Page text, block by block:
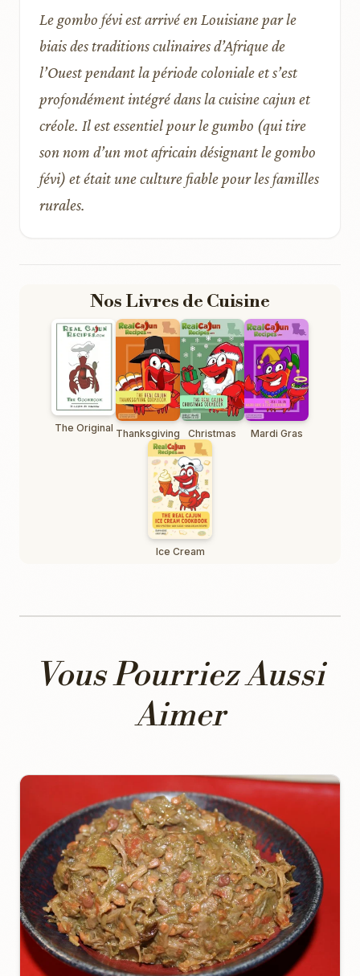
Le gombo févi est arrivé en Louisiane par le
biais des traditions culinaires d’Afrique de
l’Ouest pendant la période coloniale et s’est
profondément intégré dans la cuisine cajun et
créole. Il est essentiel pour le gumbo (qui tire
son nom d’un mot africain désignant le gombo
févi) et était une culture fiable pour les familles
rurales.
Nos Livres de Cuisine
The Original Thanksgiving Christmas Mardi Gras
Ice Cream
Vous Pourriez Aussi
Aimer